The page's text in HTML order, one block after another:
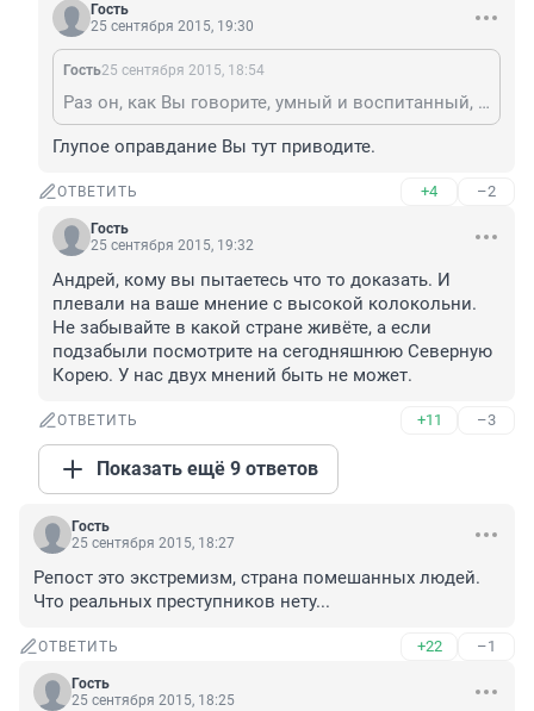
Гость
25 сентября 2015, 19:30
Гость25 сентября 2015, 18:54
Раз он, как Вы говорите, умный и воспитанный, то мог бы догадаться, что репост записи с призывом устроить на территории России террор - это нарушение закона и моветон. ПС запрещенная у нас организация, и цитирование ее публикаций сродни размещению материалов о том, как прекрасен был гитлеровский режим в Германии.
Глупое оправдание Вы тут приводите.
ОТВЕТИТЬ +4 –2
Гость
25 сентября 2015, 19:32
Андрей, кому вы пытаетесь что то доказать. И
плевали на ваше мнение с высокой колокольни.
Не забывайте в какой стране живёте, а если
подзабыли посмотрите на сегодняшнюю Северную
Корею. У нас двух мнений быть не может.
ОТВЕТИТЬ +11 –3
Показать ещё 9 ответов
Гость
25 сентября 2015, 18:27
Репост это экстремизм, страна помешанных людей.
Что реальных преступников нету...
ОТВЕТИТЬ +22 –1
Гость
25 сентября 2015, 18:25